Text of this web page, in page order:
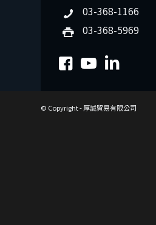
03-368-1166
03-368-5969
© Copyright - 厚誠貿易有限公司